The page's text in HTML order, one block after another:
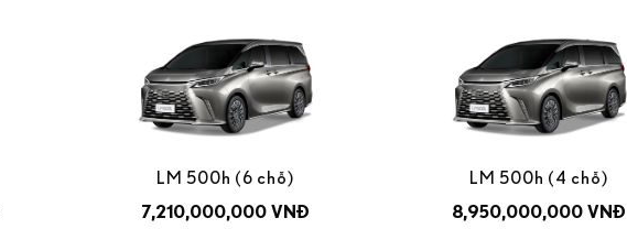
LM 500h (6 chỗ)
7,210,000,000 VNĐ
LM 500h (4 chỗ)
8,950,000,000 VNĐ